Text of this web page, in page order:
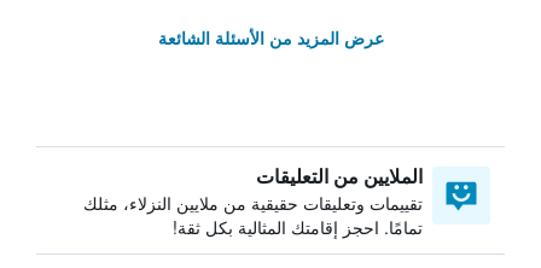
عرض المزيد من الأسئلة الشائعة
الملايين من التعليقات
تقييمات وتعليقات حقيقية من ملايين النزلاء، مثلك
تمامًا. احجز إقامتك المثالية بكل ثقة!